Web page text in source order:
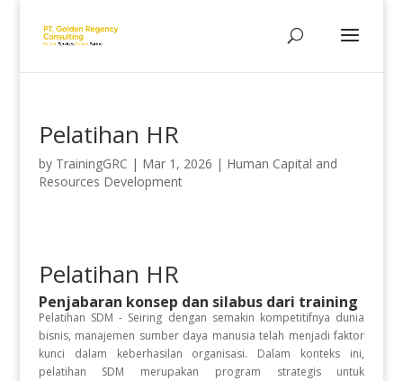
Pelatihan HR
by TrainingGRC | Mar 1, 2026 | Human Capital and
Resources Development
Pelatihan HR
Penjabaran konsep dan silabus dari training
Pelatihan SDM - Seiring dengan semakin kompetitifnya dunia
bisnis, manajemen sumber daya manusia telah menjadi faktor
kunci dalam keberhasilan organisasi. Dalam konteks ini,
pelatihan SDM merupakan program strategis untuk